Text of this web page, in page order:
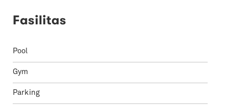
Fasilitas
Pool
Gym
Parking